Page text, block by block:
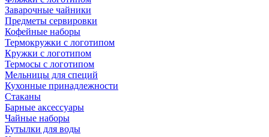
Заварочные чайники
Предметы сервировки
Кофейные наборы
Термокружки с логотипом
Кружки с логотипом
Термосы с логотипом
Мельницы для специй
Кухонные принадлежности
Стаканы
Барные аксессуары
Чайные наборы
Бутылки для воды